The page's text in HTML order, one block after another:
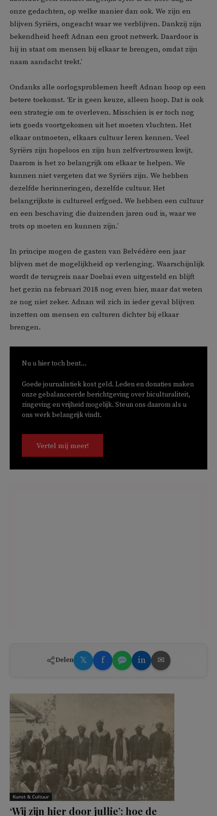
onze gedachten, op welke manier dan ook. We zijn en
blijven Syriërs, ongeacht waar we verblijven. Dankzij zijn
bekendheid heeft Adnan een groot netwerk. Daardoor is
hij in staat om mensen bij elkaar te brengen, omdat zijn
naam aandacht trekt.’
Ondanks alle oorlogsproblemen heeft Adnan hoop op een
betere toekomst. ‘Er is geen keuze, alleen hoop. Dat is ook
een strategie om te overleven. Misschien is er toch nog
iets goeds voortgekomen uit het moeten vluchten. Het
elkaar ontmoeten, elkaars cultuur leren kennen. Veel
Syriërs zijn hopeloos en zijn hun zelfvertrouwen kwijt.
Daarom is het zo belangrijk om elkaar te helpen. We
kunnen niet vergeten dat we Syriërs zijn. We hebben
dezelfde herinneringen, dezelfde cultuur. Het
belangrijkste is cultureel erfgoed. We hebben een cultuur
en een beschaving die duizenden jaren oud is, waar we
trots op moeten en kunnen zijn.’
In principe mogen de gasten van Belvédère een jaar
blijven met de mogelijkheid op verlenging. Waarschijnlijk
wordt de terugreis naar Doebai even uitgesteld en blijft
het gezin na februari 2018 nog even hier, maar dat weten
ze nog niet zeker. Adnan wil zich in ieder geval blijven
inzetten om mensen en culturen dichter bij elkaar
brengen.
Nu u hier toch bent...
Goede journalistiek kost geld. Leden en donaties maken
onze gebalanceerde berichtgeving over biculturaliteit,
zingeving en vrijheid mogelijk. Steun ons daarom als u
ons werk belangrijk vindt.
Vertel mij meer!
Delen 𝕏 f in ✉
Kunst & Cultuur
‘Wij zijn hier door jullie’: hoe de